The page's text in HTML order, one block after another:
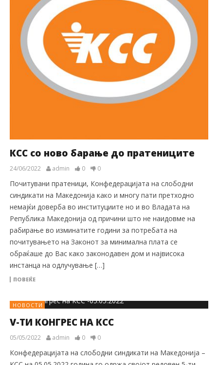
КСС со ново барање до пратениците
24/06/2022 admin 0 0
Почитувани пратеници, Конфедерацијата на слободни
синдикати на Македонија како и многу пати претходно
немајќи доверба во институциите но и во Владата на
Република Македонија од причини што не наидовме на
рабирање во изминатите години за потребата на
почитувањето на Законот за минимална плата се
обраќаше до Вас како законодавен дом и највисока
инстанца на одлучување […]
ПОВЕЌЕ
НОВОСТИ
V-ТИ КОНГРЕС НА КСС
05/05/2022 admin 0 0
Конфедерацијата на слободни синдикати на Македонија –